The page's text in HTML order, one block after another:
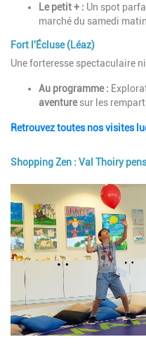
Le petit + : Un spot
marché du samedi matin.
Fort l'Écluse (Léaz)
Une forteresse spectaculaire
Au programme :
aventuresur les
Retrouvez toutes nos visites
Shopping Zen : Val Thoiry
Image